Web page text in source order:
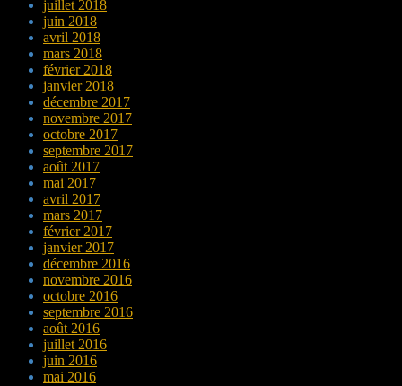
juillet 2018
juin 2018
avril 2018
mars 2018
février 2018
janvier 2018
décembre 2017
novembre 2017
octobre 2017
septembre 2017
août 2017
mai 2017
avril 2017
mars 2017
février 2017
janvier 2017
décembre 2016
novembre 2016
octobre 2016
septembre 2016
août 2016
juillet 2016
juin 2016
mai 2016